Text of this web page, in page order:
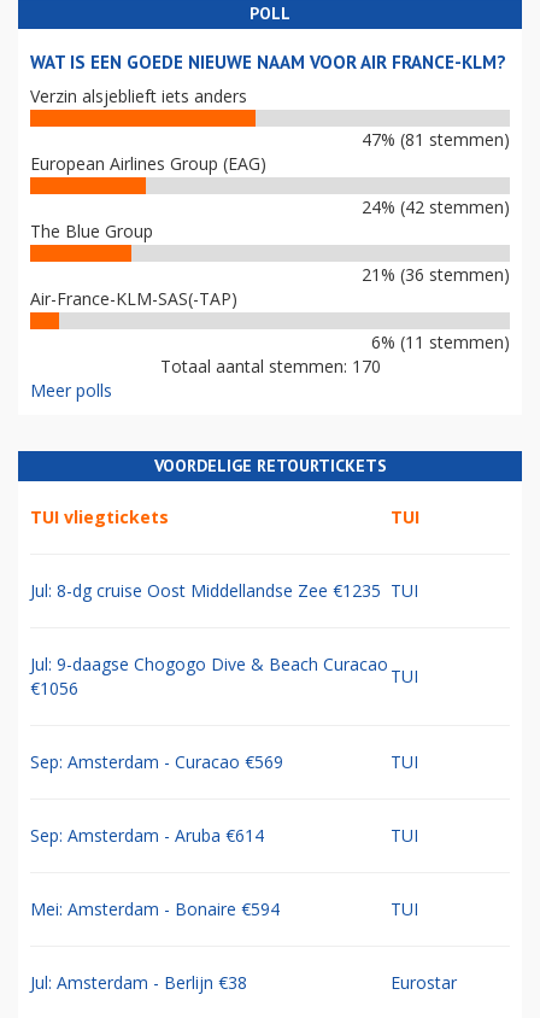
POLL
WAT IS EEN GOEDE NIEUWE NAAM VOOR AIR FRANCE-KLM?
Verzin alsjeblieft iets anders
47% (81 stemmen)
European Airlines Group (EAG)
24% (42 stemmen)
The Blue Group
21% (36 stemmen)
Air-France-KLM-SAS(-TAP)
6% (11 stemmen)
Totaal aantal stemmen: 170
Meer polls
VOORDELIGE RETOURTICKETS
TUI vliegtickets TUI
Jul: 8-dg cruise Oost Middellandse Zee €1235 TUI
Jul: 9-daagse Chogogo Dive & Beach Curacao
€1056
TUI
Sep: Amsterdam - Curacao €569 TUI
Sep: Amsterdam - Aruba €614 TUI
Mei: Amsterdam - Bonaire €594 TUI
Jul: Amsterdam - Berlijn €38 Eurostar